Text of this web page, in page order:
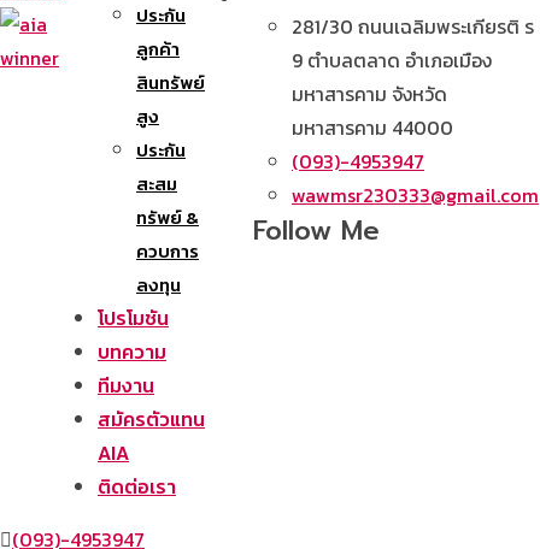
ประกัน
ลูกค้า
สินทรัพย์
สูง
ประกัน
สะสม
ทรัพย์ &
ควบการ
ลงทุน
โปรโมชัน
บทความ
ทีมงาน
สมัครตัวแทน
AIA
ติดต่อเรา
281/30 ถนนเฉลิมพระเกียรติ ร
9 ตำบลตลาด อำเภอเมือง
มหาสารคาม จังหวัด
มหาสารคาม 44000
(093)-4953947
wawmsr230333@gmail.com
Follow Me
(093)-4953947